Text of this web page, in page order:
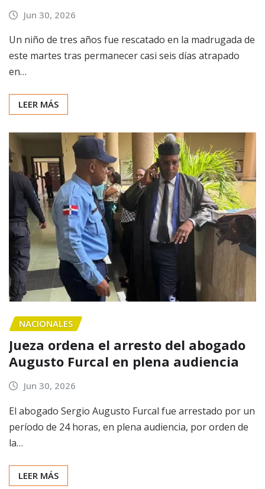
Jun 30, 2026
Un niño de tres años fue rescatado en la madrugada de
este martes tras permanecer casi seis días atrapado
en…
LEER MÁS
NACIONALES
Jueza ordena el arresto del abogado
Augusto Furcal en plena audiencia
Jun 30, 2026
El abogado Sergio Augusto Furcal fue arrestado por un
período de 24 horas, en plena audiencia, por orden de
la…
LEER MÁS